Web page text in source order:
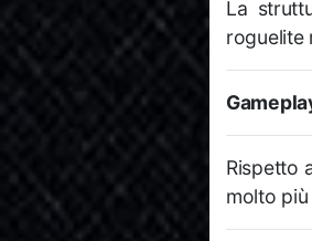
La
roguelite
Rispetto
molto